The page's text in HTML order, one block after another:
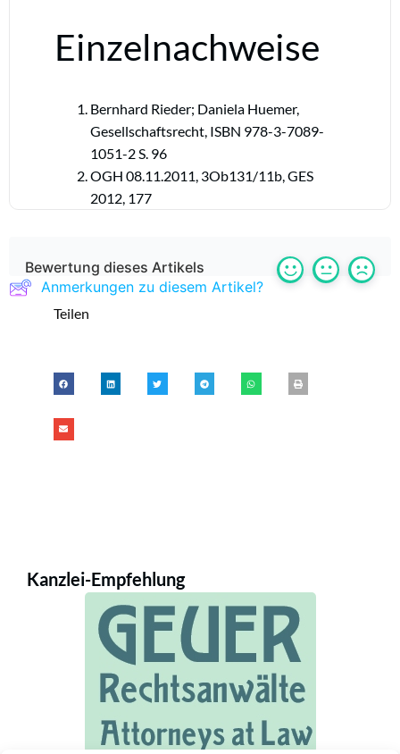
Einzelnachweise
Bernhard Rieder; Daniela Huemer,
Gesellschaftsrecht, ISBN 978-3-7089-
1051-2 S. 96
OGH 08.11.2011, 3Ob131/11b, GES
2012, 177
Bewertung dieses Artikels
Anmerkungen zu diesem Artikel?
Teilen
Kanzlei-Empfehlung